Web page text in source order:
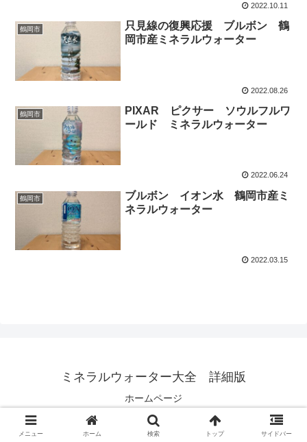
2022.10.11
鶴岡市
只見線の復興応援 ブルボン 鶴
岡市産ミネラルウォーター
2022.08.26
鶴岡市
PIXAR ピクサー ソウルフルワ
ールド ミネラルウォーター
2022.06.24
鶴岡市
ブルボン イオン水 鶴岡市産ミ
ネラルウォーター
2022.03.15
ミネラルウォーター大全 詳細版
ホームページ
© 2020 ミネラルウォーター大全 詳細版.
メニュー ホーム 検索 トップ サイドバー